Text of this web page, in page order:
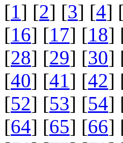
[1] [2] [3] [4]
[16] [17] [18]
[28] [29] [30]
[40] [41] [42]
[52] [53] [54]
[64] [65] [66]